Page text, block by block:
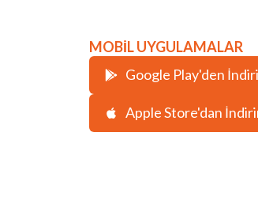
MOBİL UYGULAMALAR
Google Play'den
Apple Store'dan